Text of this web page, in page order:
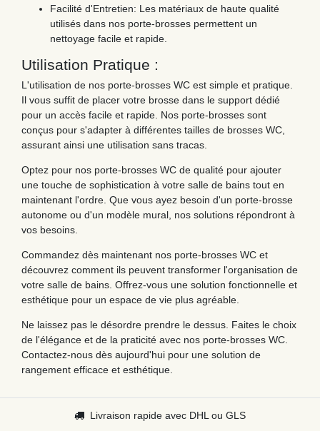
Facilité d'Entretien: Les matériaux de haute qualité
utilisés dans nos porte-brosses permettent un
nettoyage facile et rapide.
Utilisation Pratique :
L'utilisation de nos porte-brosses WC est simple et pratique.
Il vous suffit de placer votre brosse dans le support dédié
pour un accès facile et rapide. Nos porte-brosses sont
conçus pour s'adapter à différentes tailles de brosses WC,
assurant ainsi une utilisation sans tracas.
Optez pour nos porte-brosses WC de qualité pour ajouter
une touche de sophistication à votre salle de bains tout en
maintenant l'ordre. Que vous ayez besoin d'un porte-brosse
autonome ou d'un modèle mural, nos solutions répondront à
vos besoins.
Commandez dès maintenant nos porte-brosses WC et
découvrez comment ils peuvent transformer l'organisation de
votre salle de bains. Offrez-vous une solution fonctionnelle et
esthétique pour un espace de vie plus agréable.
Ne laissez pas le désordre prendre le dessus. Faites le choix
de l'élégance et de la praticité avec nos porte-brosses WC.
Contactez-nous dès aujourd'hui pour une solution de
rangement efficace et esthétique.
Livraison rapide avec DHL ou GLS